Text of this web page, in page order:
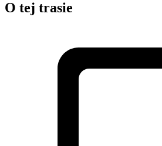
O tej trasie